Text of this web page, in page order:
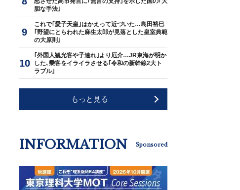
胆な手法｣
これで｢愛子天皇｣はかえって近づいた…島田裕巳
｢野望にとらわれた麻生太郎が見落とした皇室典範
の大原則｣
｢外国人観光客や子連れ｣より厄介…JR東海が明か
した､乗客をイライラさせる｢令和の新幹線2大ト
ラブル｣
もっと見る
INFORMATION Sponsored